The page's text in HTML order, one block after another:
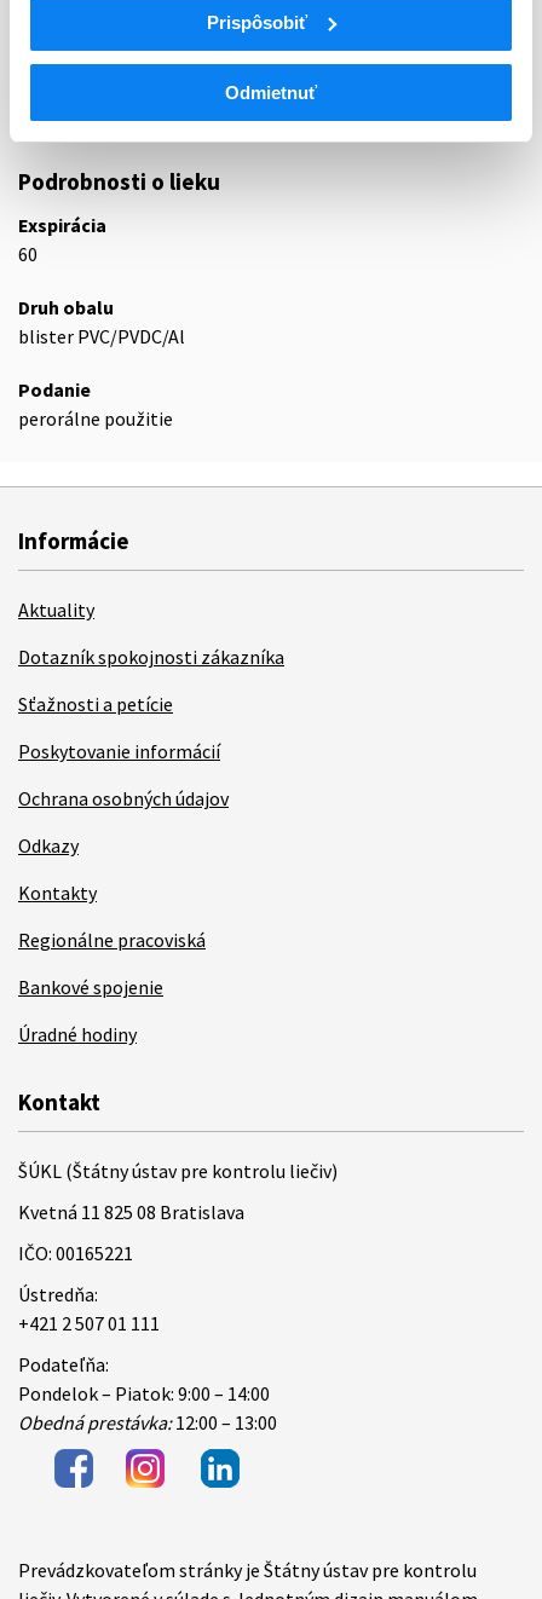
Prispôsobiť
Odmietnuť
Psycholeptiká
N05A
Antipsychotiká
Deriváty indolu
N05AE04
Podrobnosti o lieku
Exspirácia
60
Druh obalu
blister PVC/PVDC/Al
Podanie
perorálne použitie
Informácie
Aktuality
Dotazník spokojnosti zákazníka
Sťažnosti a petície
Poskytovanie informácií
Ochrana osobných údajov
Odkazy
Kontakty
Regionálne pracoviská
Bankové spojenie
Úradné hodiny
Kontakt
ŠÚKL (Štátny ústav pre kontrolu liečiv)
Kvetná 11 825 08 Bratislava
IČO: 00165221
Ústredňa:
+421 2 507 01 111
Podateľňa:
Pondelok – Piatok: 9:00 – 14:00
Obedná prestávka:12:00 – 13:00
Items
Prevádzkovateľom stránky je Štátny ústav pre kontrolu